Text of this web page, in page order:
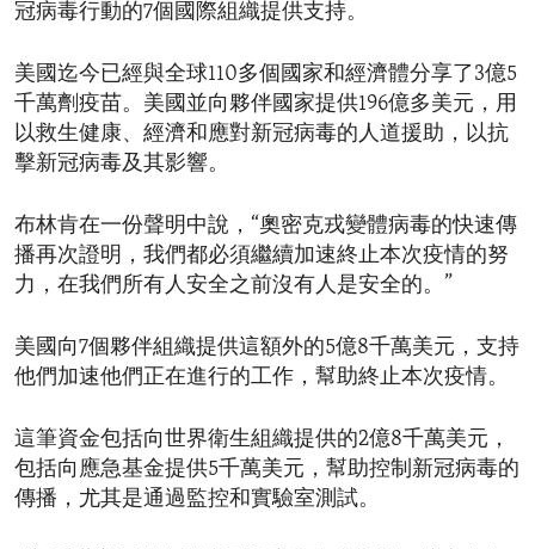
冠病毒行動的7個國際組織提供支持。
美國迄今已經與全球110多個國家和經濟體分享了3億5
千萬劑疫苗。美國並向夥伴國家提供196億多美元，用
以救生健康、經濟和應對新冠病毒的人道援助，以抗
擊新冠病毒及其影響。
布林肯在一份聲明中說，“奧密克戎變體病毒的快速傳
播再次證明，我們都必須繼續加速終止本次疫情的努
力，在我們所有人安全之前沒有人是安全的。”
美國向7個夥伴組織提供這額外的5億8千萬美元，支持
他們加速他們正在進行的工作，幫助終止本次疫情。
這筆資金包括向世界衛生組織提供的2億8千萬美元，
包括向應急基金提供5千萬美元，幫助控制新冠病毒的
傳播，尤其是通過監控和實驗室測試。